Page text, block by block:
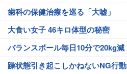
歯科の保健治療を巡る「大嘘」
大食い女子 46キロ体型の秘密
バランスボール毎日10分で20kg減
躁状態引き起こしかねないNG行動